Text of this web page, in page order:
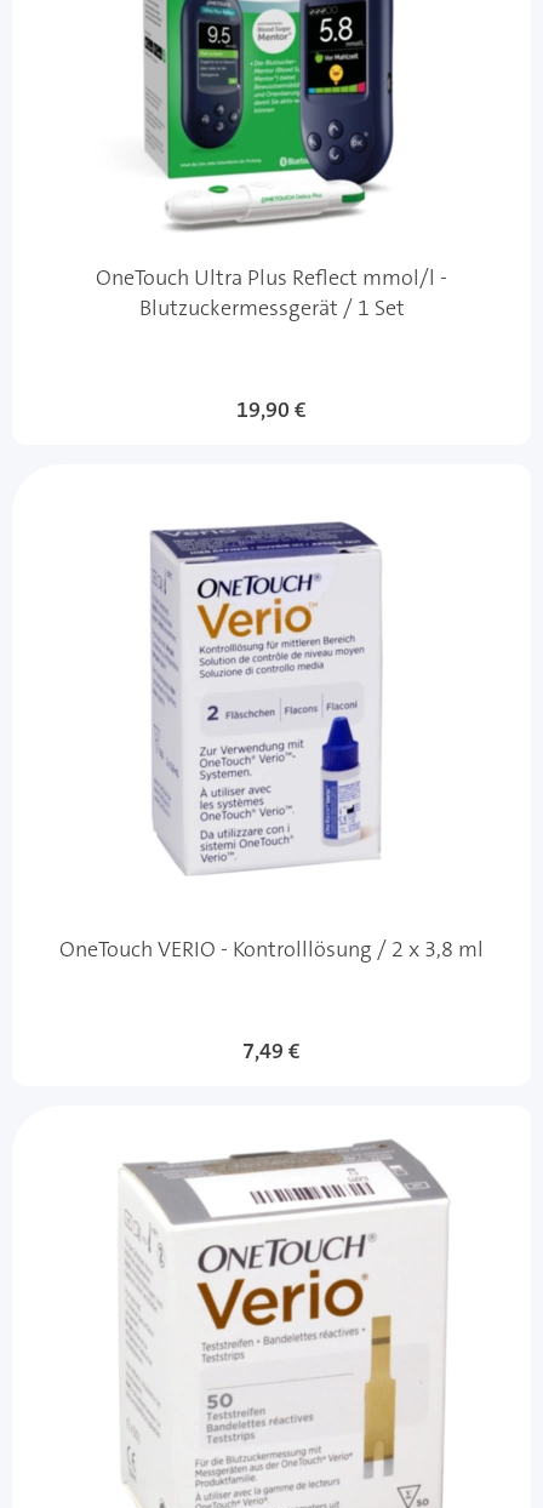
OneTouch Ultra Plus Reflect mmol/l -
Blutzuckermessgerät / 1 Set
19,90 €
OneTouch VERIO - Kontrolllösung / 2 x 3,8 ml
7,49 €